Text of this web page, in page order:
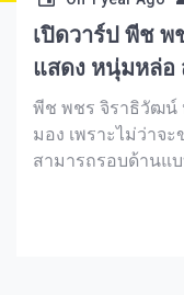
เปิดวาร์ป พีช
แสดง หนุ่มหล่อ
พีช พชร จิราธิวัฒน์
มอง เพราะไม่ว่าจ
สามารถรอบด้านแ
แสดง นักดนตรี ไปจ
Chirathivat รุ่นให